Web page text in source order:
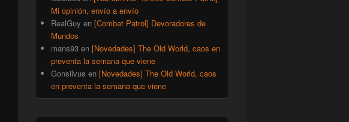
Mi opinión, envío a envío
RealGuy en [Combat Patrol] Devoradores de
Mundos
mans93 en [Novedades] The Old World, caos en
preventa la semana que viene
Gonsilvus en [Novedades] The Old World, caos
en preventa la semana que viene